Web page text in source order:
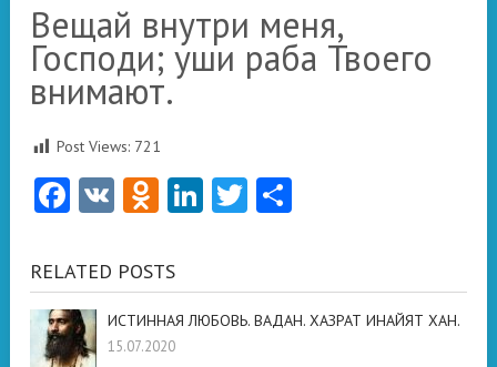
Вещай внутри меня,
Господи; уши раба Твоего
внимают.
Post Views: 721
Facebook
VK Odnoklassniki
LinkedIn
Twitter
RELATED POSTS
ИСТИННАЯ ЛЮБОВЬ. ВАДАН. ХАЗРАТ ИНАЙЯТ ХАН.
15.07.2020